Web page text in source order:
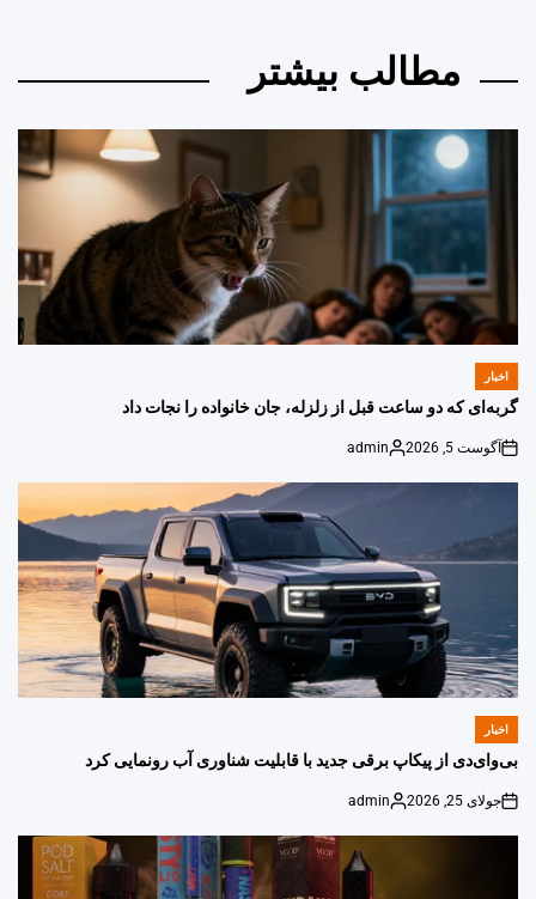
مطالب بیشتر
POSTED
IN
اخبار
گربه‌ای که دو ساعت قبل از زلزله، جان خانواده را نجات داد
on
آگوست 5, 2026
Posted
admin
POSTED
اخبار
بی‌وای‌دی از پیکاپ برقی جدید با قابلیت شناوری آب رونمایی کرد
on
جولای 25, 2026
Posted
admin